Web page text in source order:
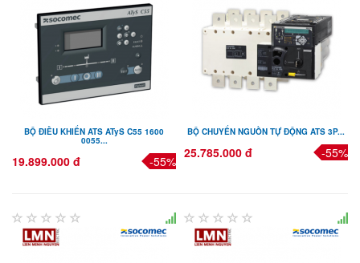
BỘ ĐIỀU KHIỂN ATS ATyS C55 1600
0055...
19.899.000 đ -55%
BỘ CHUYỂN NGUỒN TỰ ĐỘNG ATS 3P...
25.785.000 đ -55%